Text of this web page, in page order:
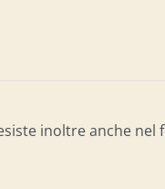
inoltre anche nel